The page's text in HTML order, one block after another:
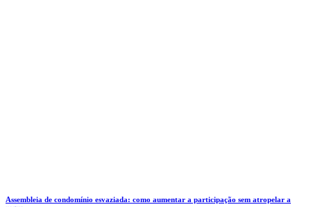
Assembleia de condomínio esvaziada: como aumentar a participação sem atropelar a